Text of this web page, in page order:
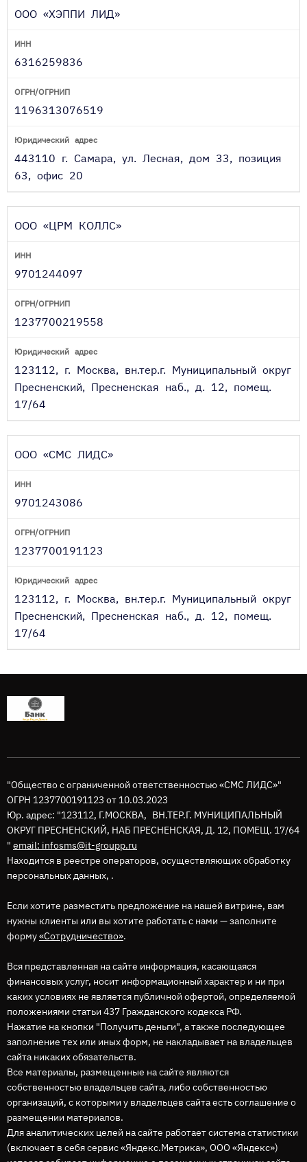
ООО «ХЭППИ ЛИД»
6316259836
1196313076519
443110 г. Самара, ул. Лесная, дом 33, позиция
63, офис 20
ООО «ЦРМ КОЛЛС»
9701244097
1237700219558
123112, г. Москва, вн.тер.г. Муниципальный округ
Пресненский, Пресненская наб., д. 12, помещ.
17/64
ООО «СМС ЛИДС»
9701243086
1237700191123
123112, г. Москва, вн.тер.г. Муниципальный округ
Пресненский, Пресненская наб., д. 12, помещ.
17/64
"Общество с ограниченной ответственностью «СМС ЛИДС»"
ОГРН 1237700191123 от 10.03.2023
Юр. адрес: "123112, Г.МОСКВА, ВН.ТЕР.Г. МУНИЦИПАЛЬНЫЙ
ОКРУГ ПРЕСНЕНСКИЙ, НАБ ПРЕСНЕНСКАЯ, Д. 12, ПОМЕЩ. 17/64
" email: infosms@it-groupp.ru
Находится в реестре операторов, осуществляющих обработку
персональных данных, .
Если хотите разместить предложение на нашей витрине, вам
нужны клиенты или вы хотите работать с нами — заполните
форму«Сотрудничество».
Вся представленная на сайте информация, касающаяся
финансовых услуг, носит информационный характер и ни при
каких условиях не является публичной офертой, определяемой
положениями статьи 437 Гражданского кодекса РФ.
Нажатие на кнопки "Получить деньги", а также последующее
заполнение тех или иных форм, не накладывает на владельцев
сайта никаких обязательств.
Все материалы, размещенные на сайте являются
собственностью владельцев сайта, либо собственностью
организаций, с которыми у владельцев сайта есть соглашение о
размещении материалов.
Для аналитических целей на сайте работает система статистики
(включает в себя сервис «Яндекс.Метрика», ООО «Яндекс»)